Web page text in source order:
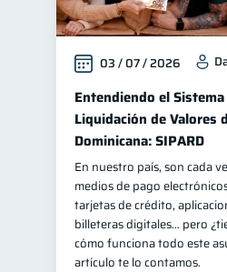
Control de deudas 30
Finanzas familiares 25
Inclusión financiera 22
Bienestar financiero 22
Finanzas para mujeres
Seguridad financiera
Productos financieros
Organización
Deudas 10
03 / 07 / 2026
Entendiendo el
Liquidación de Valores
Dominicana: SIPARD
En nuestro país, son cada
medios de pago
tarjetas de crédito,
billeteras digitales… pero
cómo funciona todo este
artículo te lo contamos.